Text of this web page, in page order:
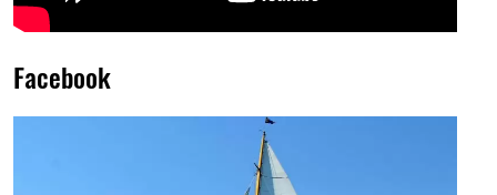
Facebook